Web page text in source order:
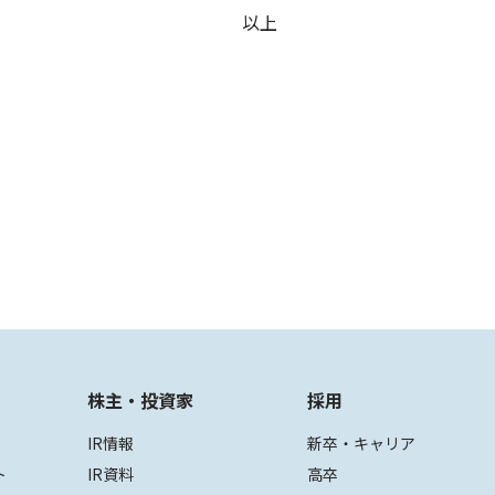
以上
株主・投資家
IR情報
IR資料
採用
新卒・キャリア
高卒